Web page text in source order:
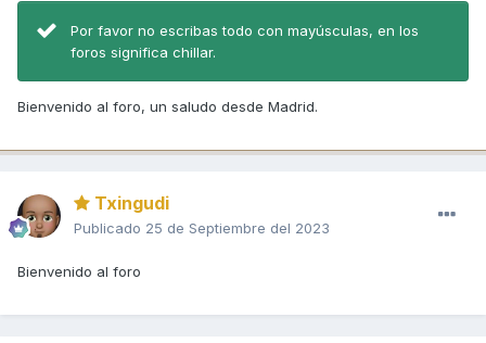
Por favor no escribas todo con mayúsculas, en los
foros significa chillar.
Bienvenido al foro, un saludo desde Madrid.
Txingudi
Publicado 25 de Septiembre del 2023
Bienvenido al foro